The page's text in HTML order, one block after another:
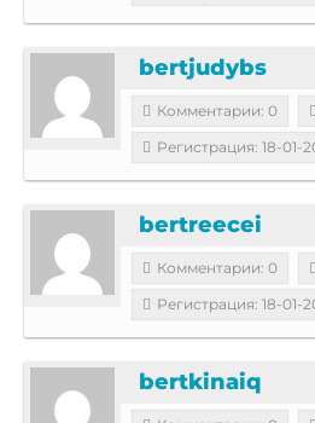
bertjudybs
Комментарии: 0
Регистрация: 18-01-
bertreecei
Комментарии: 0
Регистрация: 18-01-
bertkinaiq